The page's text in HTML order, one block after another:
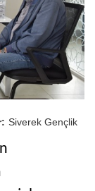
Siverek Gençlik